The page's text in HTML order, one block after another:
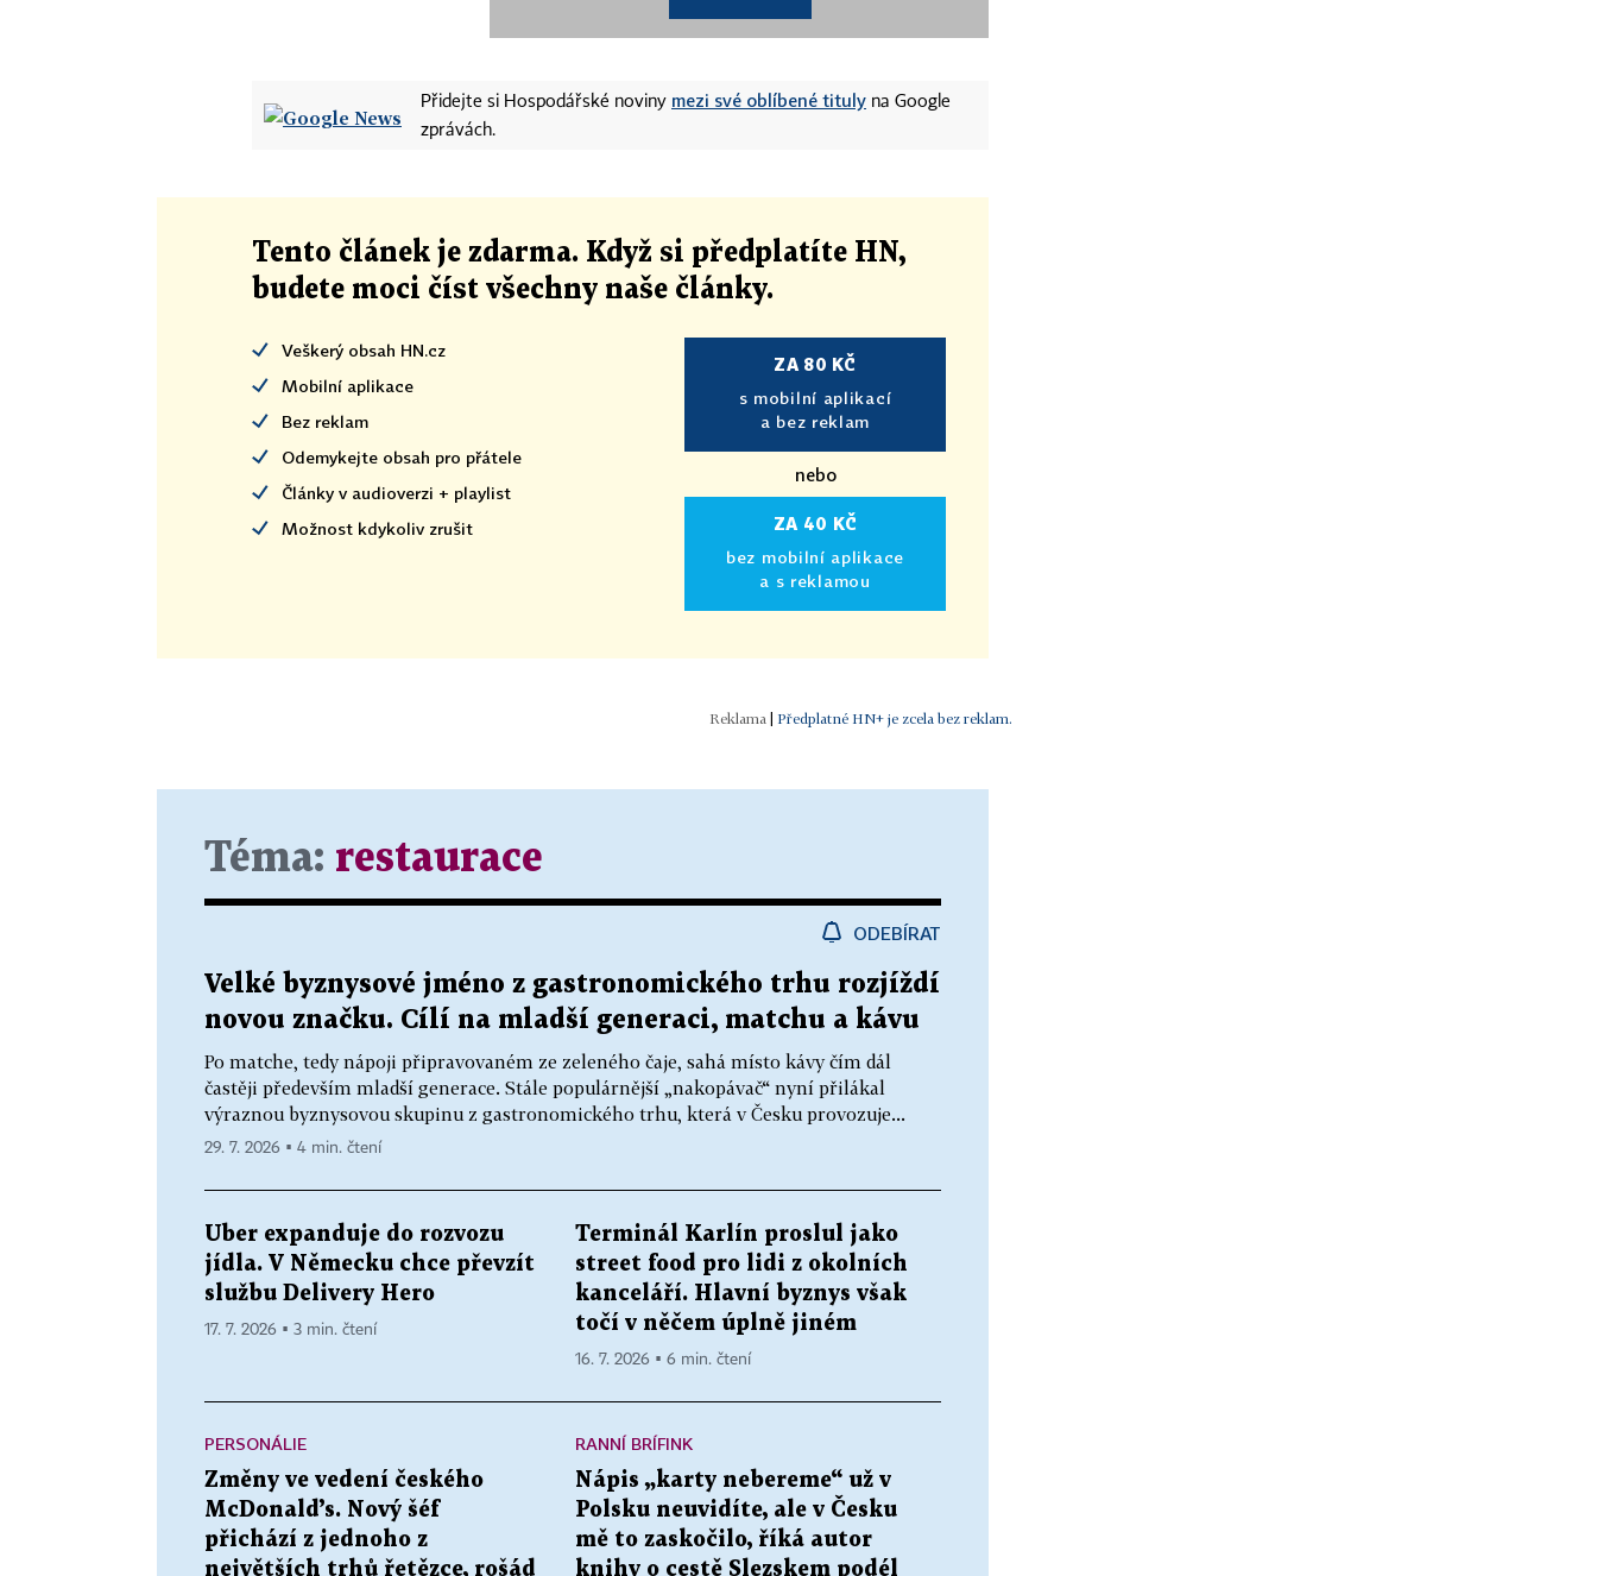
Přidejte si Hospodářské noviny mezi své oblíbené tituly na Google
zprávách.
Tento článek je zdarma. Když si předplatíte HN,
budete moci číst všechny naše články.
Veškerý obsah HN.cz
Mobilní aplikace
Bez reklam
Odemykejte obsah pro přátele
Články v audioverzi + playlist
Možnost kdykoliv zrušit
ZA 80 KČ
s mobilní aplikací
a bez reklam
nebo
ZA 40 KČ
bez mobilní aplikace
a s reklamou
| Předplatné HN+ je zcela bez reklam.
Téma: restaurace
ODEBÍRAT
Velké byznysové jméno z gastronomického trhu rozjíždí
novou značku. Cílí na mladší generaci, matchu a kávu
Po matche, tedy nápoji připravovaném ze zeleného čaje, sahá místo kávy čím dál
častěji především mladší generace. Stále populárnější „nakopávač“ nyní přilákal
výraznou byznysovou skupinu z gastronomického trhu, která v Česku provozuje...
29. 7. 2026 ▪ 4 min. čtení
Uber expanduje do rozvozu
jídla. V Německu chce převzít
službu Delivery Hero
17. 7. 2026 ▪ 3 min. čtení
Terminál Karlín proslul jako
street food pro lidi z okolních
kanceláří. Hlavní byznys však
točí v něčem úplně jiném
16. 7. 2026 ▪ 6 min. čtení
PERSONÁLIE
Změny ve vedení českého
McDonald’s. Nový šéf
přichází z jednoho z
největších trhů řetězce, rošád
RANNÍ BRÍFINK
Nápis „karty nebereme“ už v
Polsku neuvidíte, ale v Česku
mě to zaskočilo, říká autor
knihy o cestě Slezskem podél